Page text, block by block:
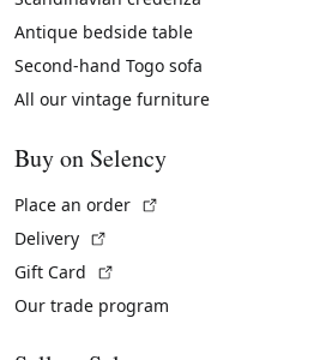
Antique bedside table
Second-hand Togo sofa
All our vintage furniture
Buy on Selency
Place an order
Delivery
Gift Card
Our trade program